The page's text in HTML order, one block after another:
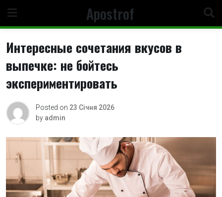
content
Apostrof
Интересные сочетания вкусов в
выпечке: не бойтесь
экспериментировать
Posted on 23 Січня 2026
by admin